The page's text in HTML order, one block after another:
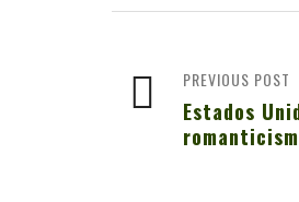
PREVIOUS POST
Estados